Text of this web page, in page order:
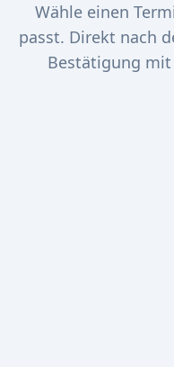
Wähle einen
passt. Direkt nach
Bestätigung mit